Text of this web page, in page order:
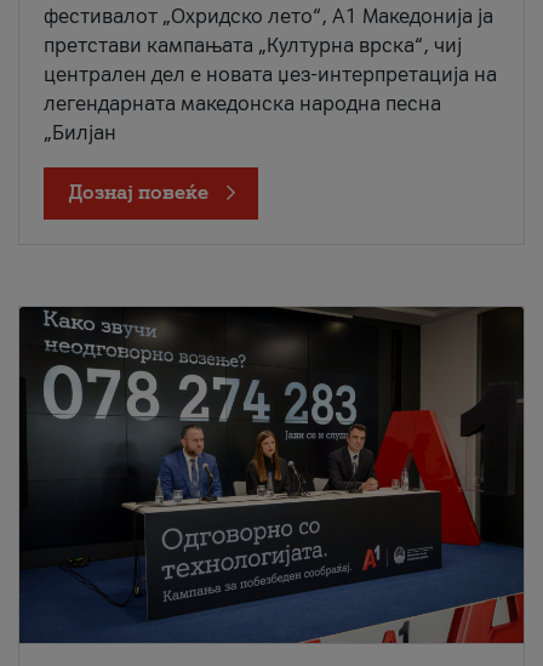
фестивалот „Охридско лето“, А1 Македонија ја
претстави кампањата „Културна врска“, чиј
централен дел е новата џез-интерпретација на
легендарната македонска народна песна
„Билјан
Дознај повеќе